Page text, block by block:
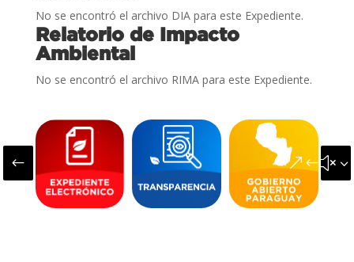
No se encontró el archivo DIA para este Expediente.
Relatorio de Impacto
Ambiental
No se encontró el archivo RIMA para este Expediente.
#